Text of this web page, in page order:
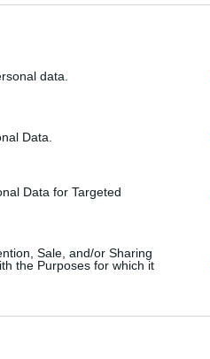
data.
Data.
Data for Targeted
Sale, and/or Sharing
the Purposes for which it
έβγαλαν
Τυνησία
πρόσληψη του